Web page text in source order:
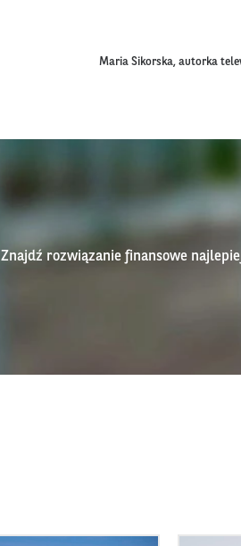
Maria Sikorska, autorka
Znajdź rozwiązanie finansowe